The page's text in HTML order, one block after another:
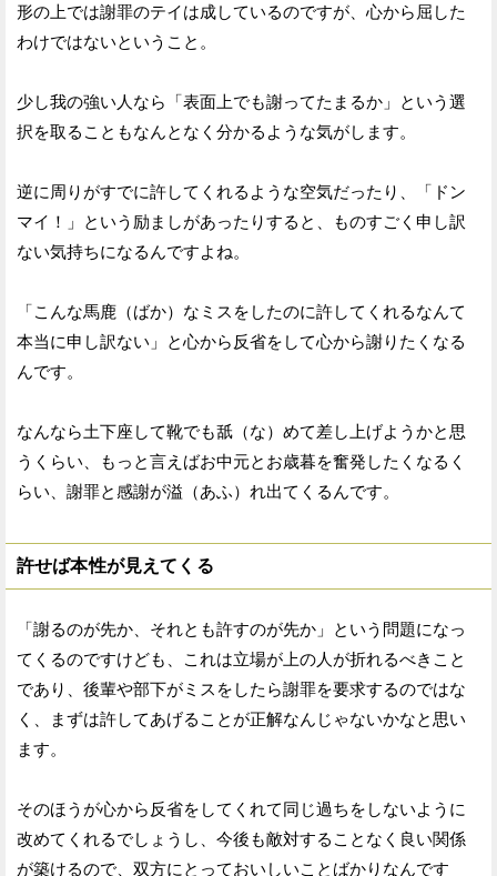
形の上では謝罪のテイは成しているのですが、心から屈した
わけではないということ。
少し我の強い人なら「表面上でも謝ってたまるか」という選
択を取ることもなんとなく分かるような気がします。
逆に周りがすでに許してくれるような空気だったり、「ドン
マイ！」という励ましがあったりすると、ものすごく申し訳
ない気持ちになるんですよね。
「こんな馬鹿（ばか）なミスをしたのに許してくれるなんて
本当に申し訳ない」と心から反省をして心から謝りたくなる
んです。
なんなら土下座して靴でも舐（な）めて差し上げようかと思
うくらい、もっと言えばお中元とお歳暮を奮発したくなるく
らい、謝罪と感謝が溢（あふ）れ出てくるんです。
許せば本性が見えてくる
「謝るのが先か、それとも許すのが先か」という問題になっ
てくるのですけども、これは立場が上の人が折れるべきこと
であり、後輩や部下がミスをしたら謝罪を要求するのではな
く、まずは許してあげることが正解なんじゃないかなと思い
ます。
そのほうが心から反省をしてくれて同じ過ちをしないように
改めてくれるでしょうし、今後も敵対することなく良い関係
が築けるので、双方にとっておいしいことばかりなんです